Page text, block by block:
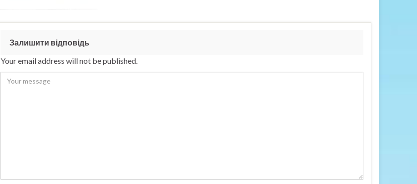
Залишити відповідь
Your email address will not be published.